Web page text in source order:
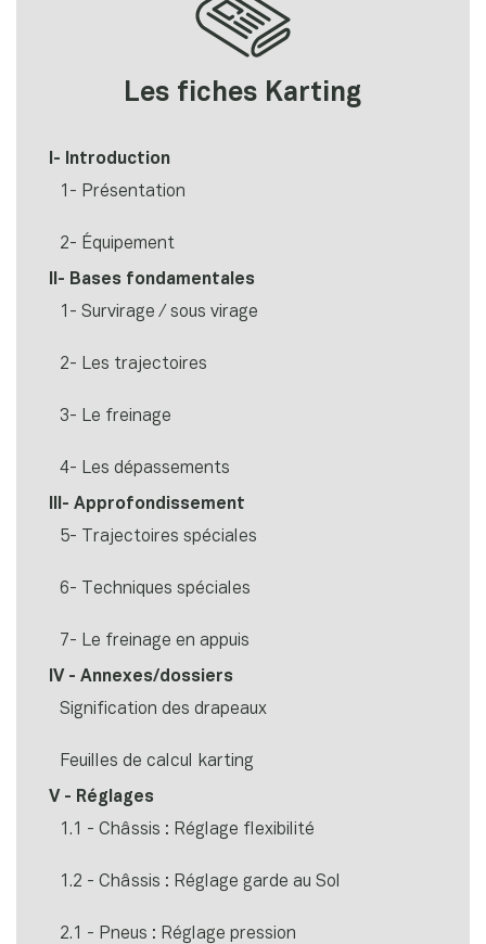
Les fiches Karting
I- Introduction
1- Présentation
2- Équipement
II- Bases fondamentales
1- Survirage / sous virage
2- Les trajectoires
3- Le freinage
4- Les dépassements
III- Approfondissement
5- Trajectoires spéciales
6- Techniques spéciales
7- Le freinage en appuis
IV - Annexes/dossiers
Signification des drapeaux
Feuilles de calcul karting
V - Réglages
1.1 - Châssis : Réglage flexibilité
1.2 - Châssis : Réglage garde au Sol
2.1 - Pneus : Réglage pression